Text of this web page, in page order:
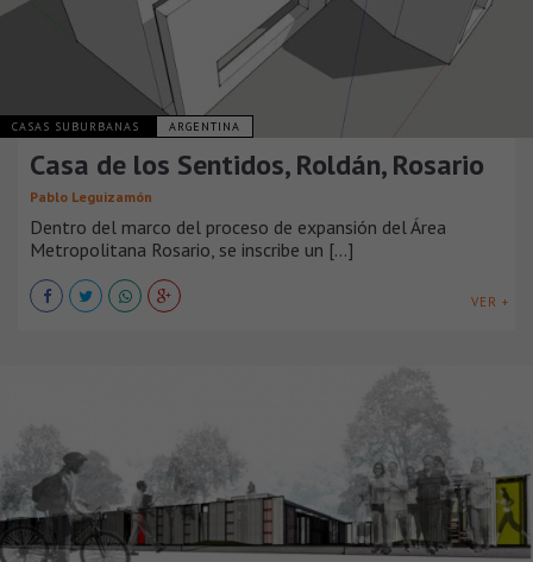
CASAS SUBURBANAS ARGENTINA
Casa de los Sentidos, Roldán, Rosario
Pablo Leguizamón
Dentro del marco del proceso de expansión del Área
Metropolitana Rosario, se inscribe un [...]
VER +